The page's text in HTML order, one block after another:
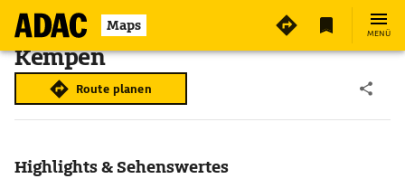
Maps MENÜ
Kempen
Route planen
Highlights & Sehenswertes